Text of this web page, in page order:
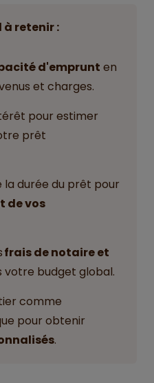
à retenir :
d'emprunt en
et charges.
pour estimer
prêt
durée du prêt pour
de vos
frais de notaire et
votre budget global.
comme
pour obtenir
.